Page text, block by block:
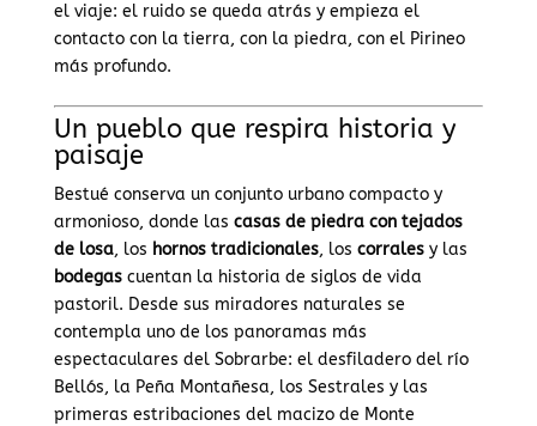
el viaje: el ruido se queda atrás y empieza el
contacto con la tierra, con la piedra, con el Pirineo
más profundo.
Un pueblo que respira historia y
paisaje
Bestué conserva un conjunto urbano compacto y
armonioso, donde las casas de piedra con tejados
de losa, los hornos tradicionales, los corralesy las
bodegascuentan la historia de siglos de vida
pastoril. Desde sus miradores naturales se
contempla uno de los panoramas más
espectaculares del Sobrarbe: el desfiladero del río
Bellós, la Peña Montañesa, los Sestrales y las
primeras estribaciones del macizo de Monte